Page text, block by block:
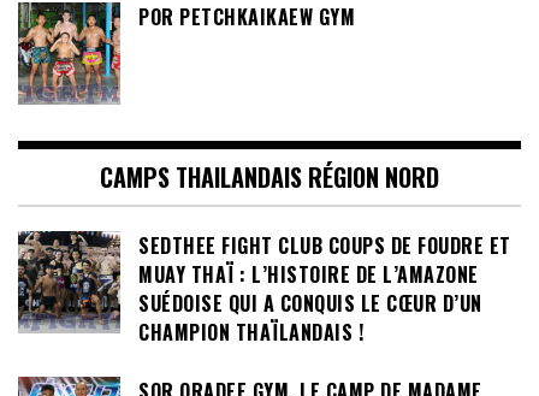
POR PETCHKAIKAEW GYM
CAMPS THAILANDAIS RÉGION NORD
SEDTHEE FIGHT CLUB COUPS DE FOUDRE ET
MUAY THAÏ : L’HISTOIRE DE L’AMAZONE
SUÉDOISE QUI A CONQUIS LE CŒUR D’UN
CHAMPION THAÏLANDAIS !